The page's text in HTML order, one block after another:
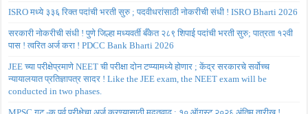
ISRO मध्ये ३३६ रिक्त पदांची भरती सुरु ; पदवीधरांसाठी नोकरीची संधी ! ISRO Bharti 2026
सरकारी नोकरीची संधी ! पुणे जिल्हा मध्यवर्ती बँकेत २८९ शिपाई पदांची भरती सुरु; पात्रता १२वी
पास ! त्वरित अर्ज करा ! PDCC Bank Bharti 2026
JEE च्या परीक्षेप्रमाणे NEET ची परीक्षा दोन टप्प्यामध्ये होणार ; केंद्र सरकारचे सर्वोच्च
न्यायालयात प्रतिज्ञापत्र सादर ! Like the JEE exam, the NEET exam will be
conducted in two phases.
MPSC गट -क पूर्व परीक्षेचा अर्ज करण्यासाठी मुदतवाढ ; १० ऑगस्ट २०२६ अंतिम तारीख !